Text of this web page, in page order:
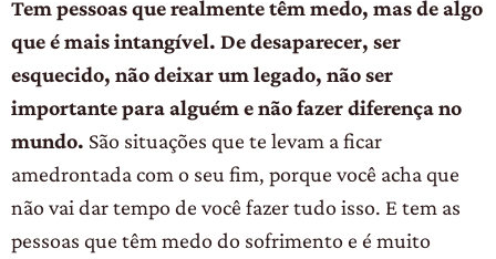
Tem pessoas que realmente têm medo, mas de algo
que é mais intangível. De desaparecer, ser
esquecido, não deixar um legado, não ser
importante para alguém e não fazer diferença no
mundo. São situações que te levam a ficar
amedrontada com o seu fim, porque você acha que
não vai dar tempo de você fazer tudo isso. E tem as
pessoas que têm medo do sofrimento e é muito